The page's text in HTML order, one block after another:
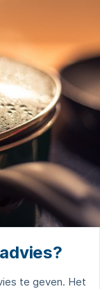
te geven. Het